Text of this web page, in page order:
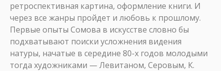
ретроспективная картина, оформление книги. И
через все жанры пройдет и любовь к прошлому.
Первые опыты Сомова в искусстве словно бы
подхватывают поиски усложнения видения
натуры, начатые в середине 80-х годов молодыми
тогда художниками — Левитаном, Серовым, К.